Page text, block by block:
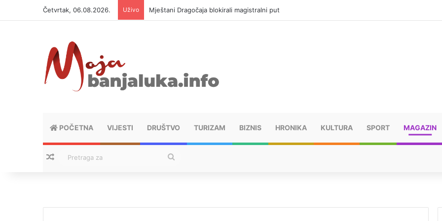
Četvrtak, 06.08.2026. Uživo Helikopter ponovo gasi vatru u selima kod Trebinja
POČETNA VIJESTI DRUŠTVO TURIZAM BIZNIS HRONIKA KULTURA SPORT MAGAZIN
Nasumični tekstovi